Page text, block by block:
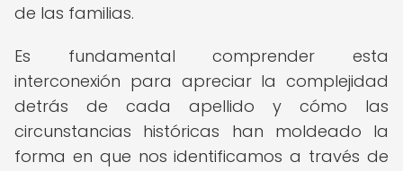
de las familias.
Es fundamental comprender esta
interconexión para apreciar la complejidad
detrás de cada apellido y cómo las
circunstancias históricas han moldeado la
forma en que nos identificamos a través de